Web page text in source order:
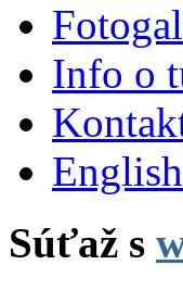
Info o
Súťaž s